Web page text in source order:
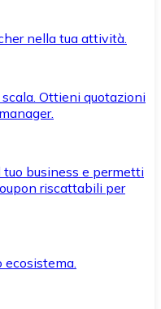
nella tua attività.
Ottieni quotazioni
business e permetti
riscattabili per
ecosistema.